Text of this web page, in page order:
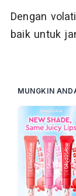
Dengan
baik untuk